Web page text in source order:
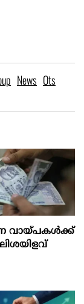
News Ots